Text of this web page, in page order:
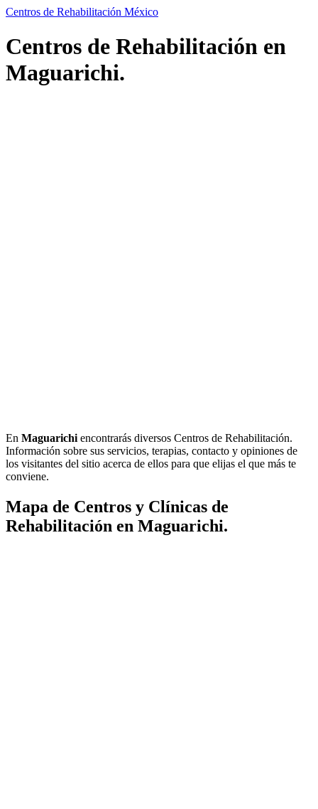
Centros de Rehabilitación México
Centros de Rehabilitación en
Maguarichi.
En Maguarichi encontrarás diversos Centros de Rehabilitación.
Información sobre sus servicios, terapias, contacto y opiniones de
los visitantes del sitio acerca de ellos para que elijas el que más te
conviene.
Mapa de Centros y Clínicas de
Rehabilitación en Maguarichi.